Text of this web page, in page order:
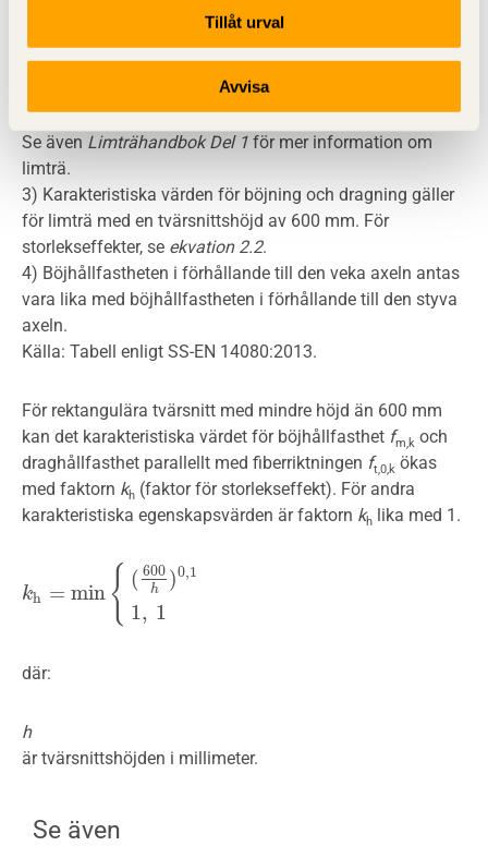
Tillåt urval
Avvisa
hållfasthetsklass GL28cs, GL28hs och GL30h
träkonstruktioner, Del 2. Tillgängligheten på övriga
hållfasthetsklasser och dimensioner bör kontrolleras med
de svenska limträtillverkarna före projektering sker.
Se även Limträhandbok Del 1 för mer information om
limträ.
3) Karakteristiska värden för böjning och dragning gäller
för limträ med en tvärsnittshöjd av 600 mm. För
storlekseffekter, se ekvation 2.2.
4) Böjhållfastheten i förhållande till den veka axeln antas
vara lika med böjhållfastheten i förhållande till den styva
axeln.
Källa: Tabell enligt SS-EN 14080:2013.
För rektangulära tvärsnitt med mindre höjd än 600 mm
kan det karakteristiska värdet för böjhållfasthet fm,k och
draghållfasthet parallellt med fiberriktningen ft,0,k ökas
med faktorn kh (faktor för storlekseffekt). För andra
karakteristiska egenskapsvärden är faktorn kh lika med 1.
kh = min { ( 600
h )0,1
1, 1
kh min{(600 )0 1 ,
där:
h
är tvärsnittshöjden i millimeter.
Se även